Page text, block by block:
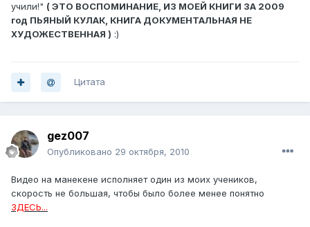
учили!" ( ЭТО ВОСПОМИНАНИЕ, ИЗ МОЕЙ КНИГИ ЗА 2009
год ПЬЯНЫЙ КУЛАК, КНИГА ДОКУМЕНТАЛЬНАЯ НЕ
ХУДОЖЕСТВЕННАЯ ) :)
Цитата
gez007
Опубликовано 29 октября, 2010
Видео на манекене исполняет один из моих учеников,
скорость не большая, чтобы было более менее понятно
ЗДЕСЬ...